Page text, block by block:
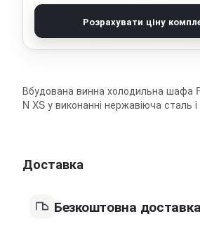
Розрахувати ціну
Вбудована винна холодильна шафа
N XS у виконанні нержавіюча сталь
Доставка
Безкоштовна доставка